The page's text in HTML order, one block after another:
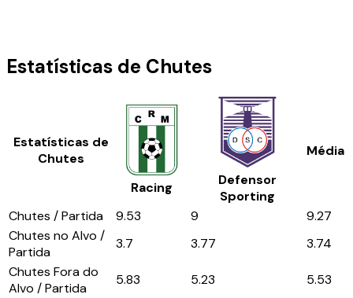
Estatísticas de Chutes
Estatísticas de
Chutes
Racing
Defensor
Sporting
Média
Chutes / Partida 9.53 9
9.27
Chutes no Alvo /
Partida
3.7 3.77
3.74
Chutes Fora do
Alvo / Partida
5.83 5.23
5.53